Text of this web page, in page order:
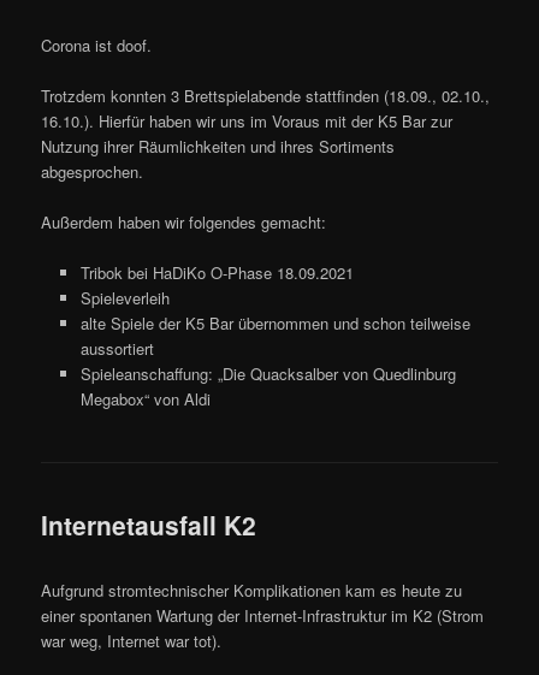
Corona ist doof.
Trotzdem konnten 3 Brettspielabende stattfinden (18.09., 02.10.,
16.10.). Hierfür haben wir uns im Voraus mit der K5 Bar zur
Nutzung ihrer Räumlichkeiten und ihres Sortiments
abgesprochen.
Außerdem haben wir folgendes gemacht:
Tribok bei HaDiKo O-Phase 18.09.2021
Spieleverleih
alte Spiele der K5 Bar übernommen und schon teilweise
aussortiert
Spieleanschaffung: „Die Quacksalber von Quedlinburg
Megabox“ von Aldi
Internetausfall K2
Aufgrund stromtechnischer Komplikationen kam es heute zu
einer spontanen Wartung der Internet-Infrastruktur im K2 (Strom
war weg, Internet war tot).